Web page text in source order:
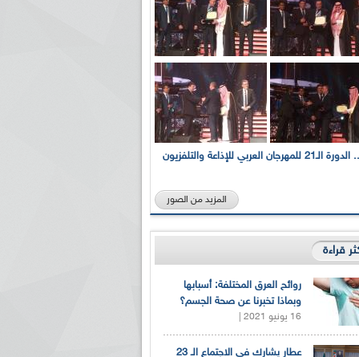
بالصور... الدورة الـ21 للمهرجان العربي للإذاعة والتلفزيون
المزيد من الصور
قراءة
روائح العرق المختلفة: أسبابها
وبماذا تخبرنا عن صحة الجسم؟
16 يونيو 2021 |
عطار يشارك في الاجتماع الـ 23